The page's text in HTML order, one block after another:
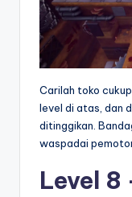
Carilah toko
level di atas, dan
ditinggikan.
waspadai
Level 8